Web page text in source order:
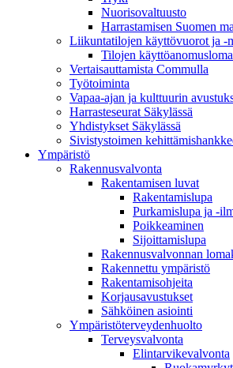
Nuorisovaltuusto
Harrastamisen Suomen
Liikuntatilojen käyttövuorot ja -
Tilojen
Vertaisauttamista Commulla
Työtoiminta
Vapaa-ajan ja kulttuurin
Harrasteseurat Säkylässä
Yhdistykset Säkylässä
Sivistystoimen
Ympä­ristö
Rakennusvalvonta
Rakentamisen luvat
Rakentamislupa
Purkamislupa ja -
Poikkeaminen
Sijoittamislupa
Rakennusvalvonnan
Rakennettu ympäristö
Rakentamisohjeita
Korjausavustukset
Sähköinen asiointi
Ympäristöterveydenhuolto
Terveysvalvonta
Elintarvikevalvonta